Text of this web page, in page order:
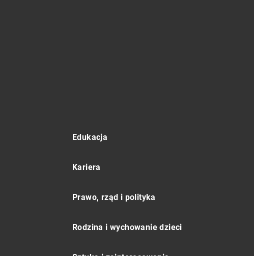
Edukacja
Kariera
Prawo, rząd i polityka
Rodzina i wychowanie dzieci